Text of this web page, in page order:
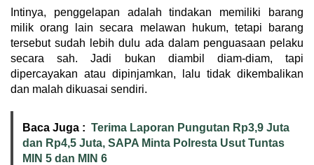
Intinya, penggelapan adalah tindakan memiliki barang
milik orang lain secara melawan hukum, tetapi barang
tersebut sudah lebih dulu ada dalam penguasaan pelaku
secara sah. Jadi bukan diambil diam-diam, tapi
dipercayakan atau dipinjamkan, lalu tidak dikembalikan
dan malah dikuasai sendiri.
Baca Juga : Terima Laporan Pungutan Rp3,9 Juta
dan Rp4,5 Juta, SAPA Minta Polresta Usut Tuntas
MIN 5 dan MIN 6